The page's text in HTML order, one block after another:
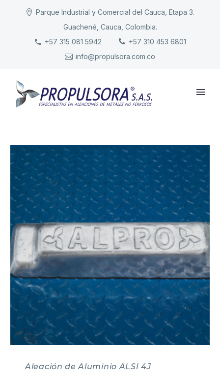
Parque Industrial y Comercial del Cauca, Etapa 3.
Guachené, Cauca, Colombia.
+57 315 081 5942
+57 310 453 6801
info@propulsora.com.co
INICIO
PRODUCTOS
Aleación de Aluminio ALSI 4J